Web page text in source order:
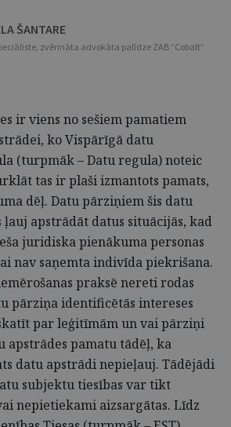
ŠANTARE
zvērināta advokāta palīdze ZAB “Cobalt”
ir viens no sešiem pamatiem
ko Vispārīgā datu
(turpmāk – Datu regula) noteic
tas ir plaši izmantots pamats,
dēļ. Datu pārziņiem šis datu
ļauj apstrādāt datus situācijās, kad
juridiska pienākuma personas
nav saņemta indivīda piekrišana.
praksē nereti rodas
pārziņa identificētās intereses
par leģitīmām un vai pārziņi
apstrādes pamatu tādēļ, ka
datu apstrādi nepieļauj. Tādējādi
subjektu tiesības var tikt
nepietiekami aizsargātas. Līdz